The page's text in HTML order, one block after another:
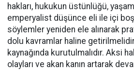
hakları, hukukun üstünlüğü,
emperyalist düşünce eli ile içi
söylemler yeniden ele alınarak
dolu kavramlar haline
kaynağında kurutulmalıdır. Aksi
olayları ve akan kanın artarak